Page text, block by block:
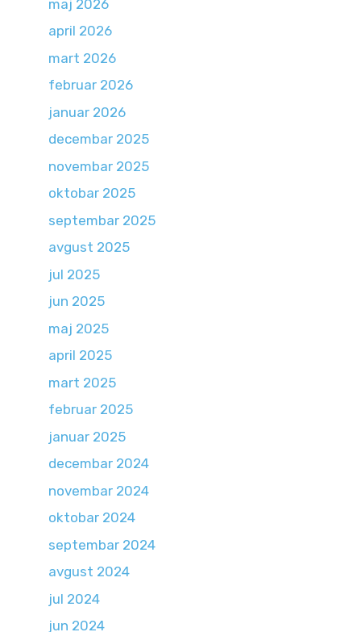
maj 2026
april 2026
mart 2026
februar 2026
januar 2026
decembar 2025
novembar 2025
oktobar 2025
septembar 2025
avgust 2025
jul 2025
jun 2025
maj 2025
april 2025
mart 2025
februar 2025
januar 2025
decembar 2024
novembar 2024
oktobar 2024
septembar 2024
avgust 2024
jul 2024
jun 2024